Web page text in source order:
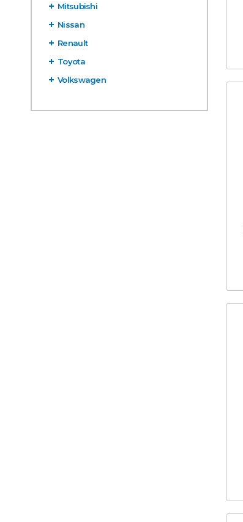
Mitsubishi
Nissan
Renault
Toyota
Volkswagen